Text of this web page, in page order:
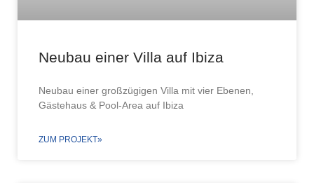
Neubau einer Villa auf Ibiza
Neubau einer großzügigen Villa mit vier Ebenen,
Gästehaus & Pool-Area auf Ibiza
ZUM PROJEKT»